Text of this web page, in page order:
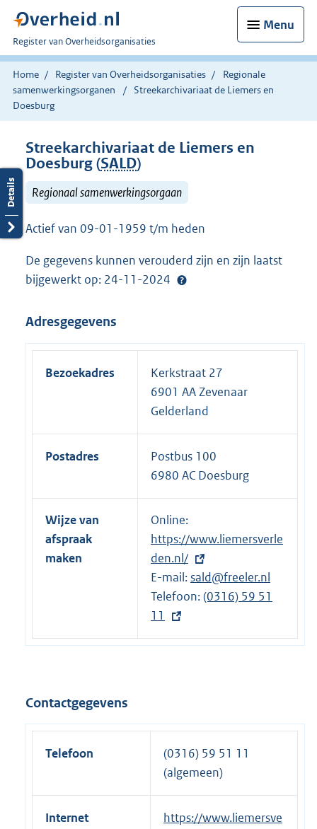
Menu
U
bent
nu
hier:
Register van Overheidsorganisaties
Home Register van Overheidsorganisaties
Regionale
samenwerkingsorganen
Streekarchivariaat de Liemers en
Doesburg
Streekarchivariaat de Liemers en
Doesburg (SALD)
Regionaal samenwerkingsorgaan
Actief van 09-01-1959 t/m heden
De gegevens kunnen verouderd zijn en zijn laatst
bijgewerkt op: 24-11-2024
Adresgegevens
Bezoekadres
Kerkstraat 27
6901 AA Zevenaar
Gelderland
Postadres
Postbus 100
6980 AC Doesburg
Wijze van
afspraak
maken
Online:
x
e
r
e
:
https://www.liemersverle
den.nl/
E-mail:sald@freeler.nl
Telefoon:E
t
l
i
n
(0316) 59 51
11
Contactgegevens
Telefoon
(0316) 59 51 11
(algemeen)
Internet
E
https://www.liemersve